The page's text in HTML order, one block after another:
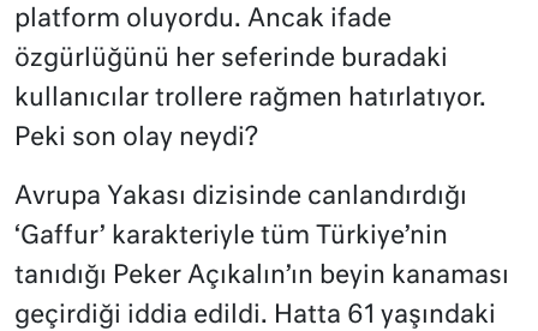
platform oluyordu. Ancak ifade
özgürlüğünü her seferinde buradaki
kullanıcılar trollere rağmen hatırlatıyor.
Peki son olay neydi?
Avrupa Yakası dizisinde canlandırdığı
‘Gaffur’ karakteriyle tüm Türkiye’nin
tanıdığı Peker Açıkalın’ın beyin kanaması
geçirdiği iddia edildi. Hatta 61 yaşındaki